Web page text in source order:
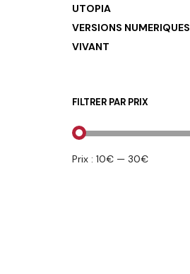
UTOPIA
VERSIONS NUMERIQUES
VIVANT
FILTRER PAR PRIX
PRIX
PRIX
Prix : 10€ — 30€